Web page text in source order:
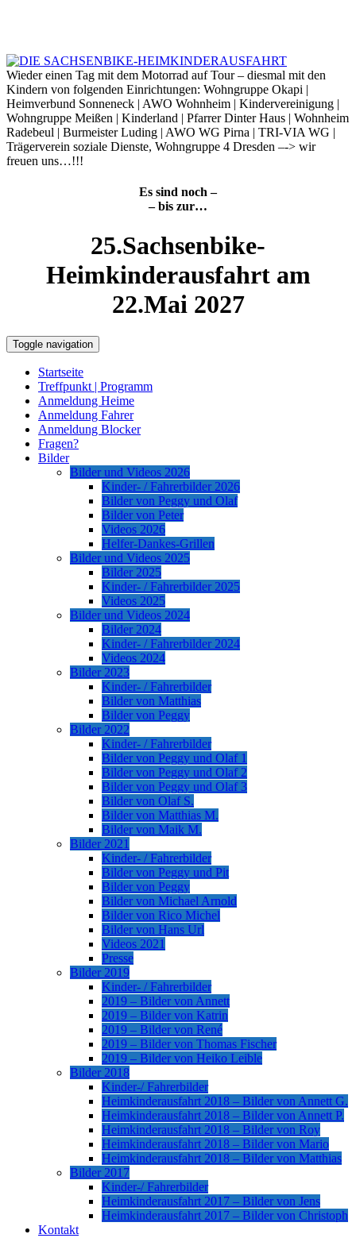
Wieder einen Tag mit dem Motorrad auf Tour – diesmal mit den
Kindern von folgenden Einrichtungen: Wohngruppe Okapi |
Heimverbund Sonneneck | AWO Wohnheim | Kindervereinigung |
Wohngruppe Meißen | Kinderland | Pfarrer Dinter Haus | Wohnheim
Radebeul | Burmeister Luding | AWO WG Pirna | TRI-VIA WG |
Trägerverein soziale Dienste, Wohngruppe 4 Dresden –-> wir
freuen uns…!!!
Es sind noch –
– bis zur…
25.Sachsenbike-
Heimkinderausfahrt am
22.Mai 2027
Toggle navigation
Startseite
Treffpunkt | Programm
Anmeldung Heime
Anmeldung Fahrer
Anmeldung Blocker
Fragen?
Bilder
Bilder und Videos 2026
Kinder- / Fahrerbilder 2026
Bilder von Peggy und Olaf
Bilder von Peter
Videos 2026
Helfer-Dankes-Grillen
Bilder und Videos 2025
Bilder 2025
Kinder- / Fahrerbilder 2025
Videos 2025
Bilder und Videos 2024
Bilder 2024
Kinder- / Fahrerbilder 2024
Videos 2024
Bilder 2023
Kinder- / Fahrerbilder
Bilder von Matthias
Bilder von Peggy
Bilder 2022
Kinder- / Fahrerbilder
Bilder von Peggy und Olaf 1
Bilder von Peggy und Olaf 2
Bilder von Peggy und Olaf 3
Bilder von Olaf S.
Bilder von Matthias M.
Bilder von Maik M.
Bilder 2021
Kinder- / Fahrerbilder
Bilder von Peggy und Pit
Bilder von Peggy
Bilder von Michael Arnold
Bilder von Rico Michel
Bilder von Hans Url
Videos 2021
Presse
Bilder 2019
Kinder- / Fahrerbilder
2019 – Bilder von Annett
2019 – Bilder von Katrin
2019 – Bilder von René
2019 – Bilder von Thomas Fischer
2019 – Bilder von Heiko Leible
Bilder 2018
Kinder-/ Fahrerbilder
Heimkinderausfahrt 2018 – Bilder von Annett G.
Heimkinderausfahrt 2018 – Bilder von Annett P.
Heimkinderausfahrt 2018 – Bilder von Roy
Heimkinderausfahrt 2018 – Bilder von Mario
Heimkinderausfahrt 2018 – Bilder von Matthias
Bilder 2017
Kinder-/ Fahrerbilder
Heimkinderausfahrt 2017 – Bilder von Jens
Heimkinderausfahrt 2017 – Bilder von Christoph
Kontakt